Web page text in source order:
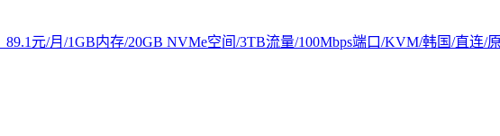
89.1元/月/1GB内存/20GB NVMe空间/3TB流量/100Mbps端口/KVM/韩国/直连/